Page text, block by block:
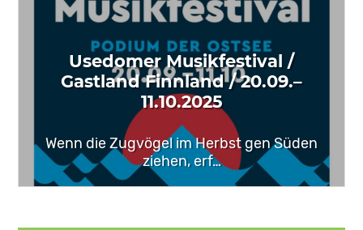
Usedomer Musikfestival /
Gastland Finnland / 20.09.–
11.10.2025
Wenn die Zugvögel im Herbst gen Süden
ziehen, erf…